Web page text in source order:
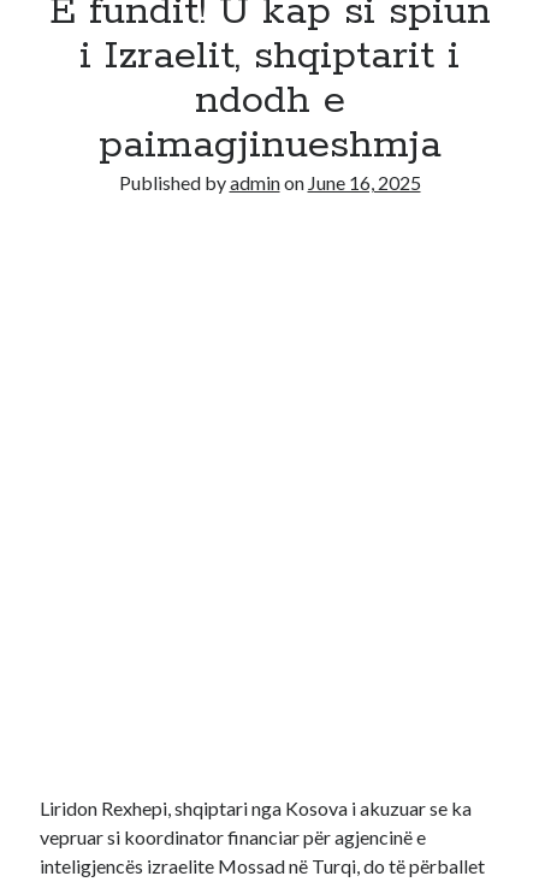
E fundit! U kap si spiun
i Izraelit, shqiptarit i
ndodh e
paimagjinueshmja
Published byadminon June 16, 2025
Liridon Rexhepi, shqiptari nga Kosova i akuzuar se ka
vepruar si koordinator financiar për agjencinë e
inteligjencës izraelite Mossad në Turqi, do të përballet